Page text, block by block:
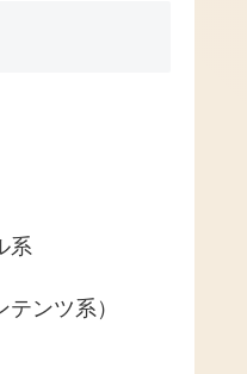
系
ンツ系）